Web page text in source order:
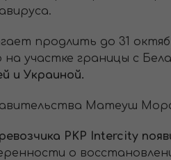
продлить до 31
участке границы с
и Украиной.
Матеуш
PKP Intercity
о